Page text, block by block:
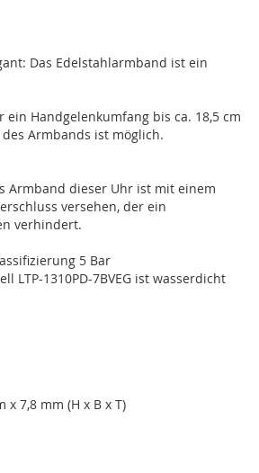
Das Edelstahlarmband ist ein
ein Handgelenkumfang bis ca. 18,5 cm
Armbands ist möglich.
Armband dieser Uhr ist mit einem
versehen, der ein
verhindert.
5 Bar
LTP-1310PD-7BVEG ist wasserdicht
x 7,8 mm (H x B x T)